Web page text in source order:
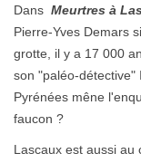
Dans Meurtres à
Pierre-Yves Demars
grotte, il y a 17 000
son "paléo-
Pyrénées mêne
faucon ?
Lascaux est aussi au